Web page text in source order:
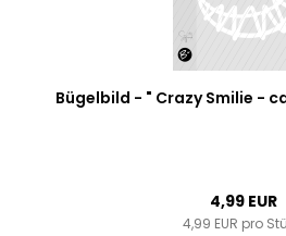
Bügelbild - " Crazy Smilie -
4,99 EUR
4,99 EUR pro